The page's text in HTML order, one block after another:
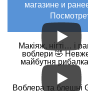
магазине и
Макіяж, нігті… і
воблери 🤣
майбутня
Воблера та блешні